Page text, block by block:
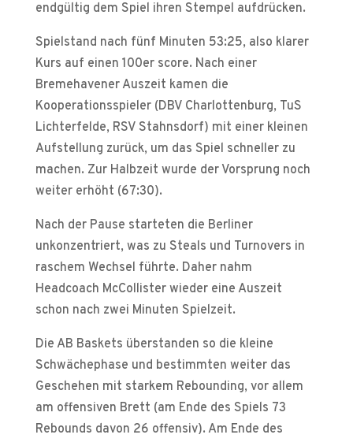
endgültig dem Spiel ihren Stempel aufdrücken.
Spielstand nach fünf Minuten 53:25, also klarer
Kurs auf einen 100er score. Nach einer
Bremehavener Auszeit kamen die
Kooperationsspieler (DBV Charlottenburg, TuS
Lichterfelde, RSV Stahnsdorf) mit einer kleinen
Aufstellung zurück, um das Spiel schneller zu
machen. Zur Halbzeit wurde der Vorsprung noch
weiter erhöht (67:30).
Nach der Pause starteten die Berliner
unkonzentriert, was zu Steals und Turnovers in
raschem Wechsel führte. Daher nahm
Headcoach McCollister wieder eine Auszeit
schon nach zwei Minuten Spielzeit.
Die AB Baskets überstanden so die kleine
Schwächephase und bestimmten weiter das
Geschehen mit starkem Rebounding, vor allem
am offensiven Brett (am Ende des Spiels 73
Rebounds davon 26 offensiv). Am Ende des